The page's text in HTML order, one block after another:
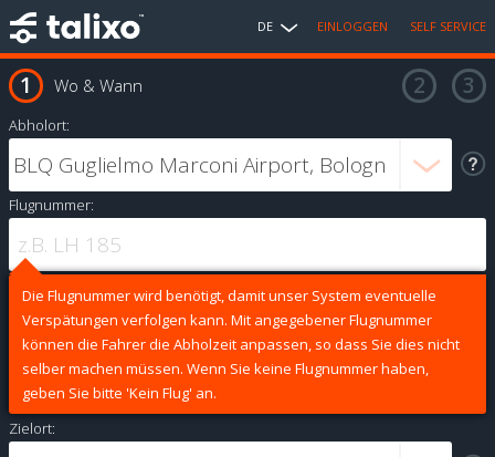
DE EINLOGGEN SELF SERVICE
Wo & Wann
Abholort:
Flugnummer:
Die Flugnummer wird benötigt, damit unser System eventuelle
Verspätungen verfolgen kann. Mit angegebener Flugnummer
können die Fahrer die Abholzeit anpassen, so dass Sie dies nicht
selber machen müssen. Wenn Sie keine Flugnummer haben,
geben Sie bitte 'Kein Flug' an.
Zielort: